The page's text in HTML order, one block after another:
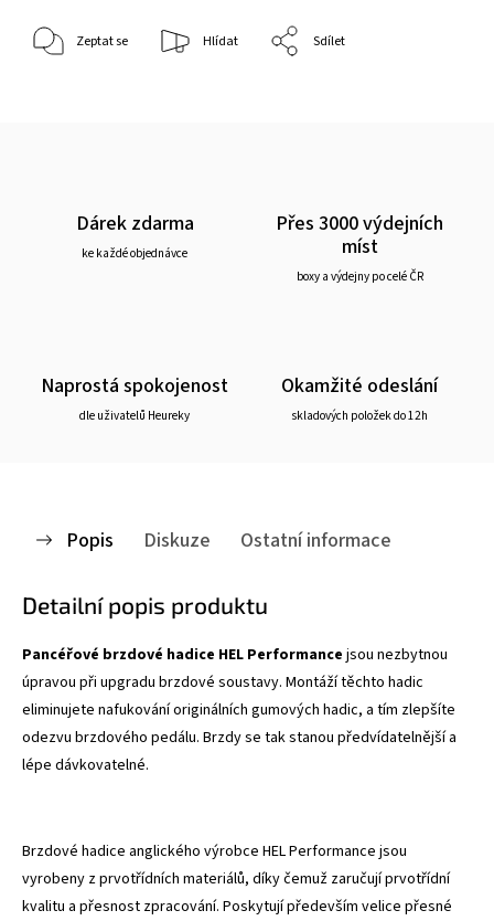
Zeptat se Hlídat Sdílet
Dárek zdarma
ke každé objednávce
Přes 3000 výdejních
míst
boxy a výdejny po celé ČR
Naprostá spokojenost
dle uživatelů Heureky
Okamžité odeslání
skladových položek do 12h
Popis Diskuze Ostatní informace
Detailní popis produktu
Pancéřové brzdové hadice HEL Performance jsou nezbytnou
úpravou při upgradu brzdové soustavy. Montáží těchto hadic
eliminujete nafukování originálních gumových hadic, a tím zlepšíte
odezvu brzdového pedálu. Brzdy se tak stanou předvídatelnější a
lépe dávkovatelné.
Brzdové hadice anglického výrobce HEL Performance jsou
vyrobeny z prvotřídních materiálů, díky čemuž zaručují prvotřídní
kvalitu a přesnost zpracování. Poskytují především velice přesné